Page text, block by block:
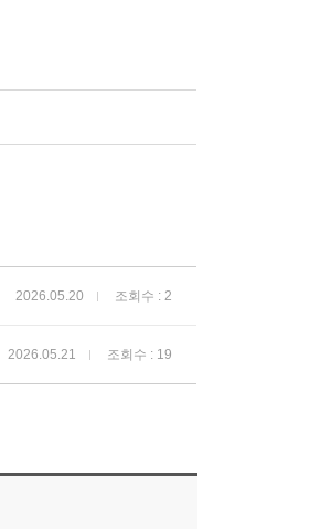
2026.05.20 조회수 : 2
2026.05.21 조회수 : 19